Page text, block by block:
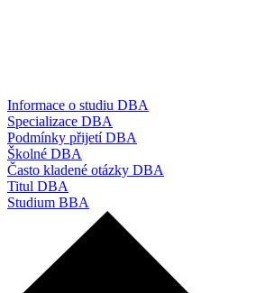
Informace o studiu DBA
Specializace DBA
Podmínky přijetí DBA
Školné DBA
Často kladené otázky DBA
Titul DBA
Studium BBA